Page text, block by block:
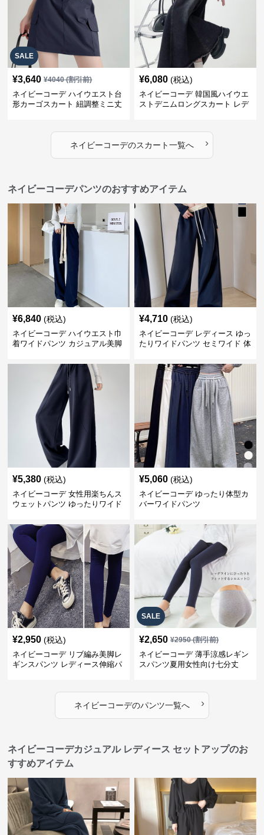
SALE
¥3,640 ¥4040(割引前)
ネイビーコーデ ハイウエスト台
形カーゴスカート 紐調整ミニ丈
¥6,080 (税込)
ネイビーコーデ 韓国風ハイウエ
ストデニムロングスカート レデ
ネイビーコーデのスカート一覧へ ›
ネイビーコーデパンツのおすすめアイテム
¥6,840 (税込)
ネイビーコーデ ハイウエスト巾
着ワイドパンツ カジュアル美脚
¥4,710 (税込)
ネイビーコーデ レディース ゆっ
たりワイドパンツ セミワイド 体
¥5,380 (税込)
ネイビーコーデ 女性用楽ちんス
ウェットパンツ ゆったりワイド
¥5,060 (税込)
ネイビーコーデ ゆったり体型カ
バーワイドパンツ
¥2,950 (税込)
ネイビーコーデ リブ編み美脚レ
ギンスパンツ レディース伸縮パ
SALE
¥2,650 ¥2950(割引前)
ネイビーコーデ 薄手涼感レギン
スパンツ夏用女性向け七分丈
ネイビーコーデのパンツ一覧へ ›
ネイビーコーデカジュアル レディース セットアップのお
すすめアイテム